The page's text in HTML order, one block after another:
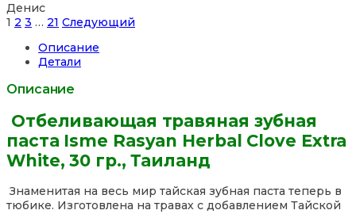
Денис
Site
Reviews
навигация
Страница
1 Страница
2 Страница
3 … Страница
21 Следующий
Описание
Детали
Описание
Отбеливающая травяная зубная
паста Isme Rasyan Herbal Clove Extra
White, 30 гр., Таиланд
Знаменитая на весь мир тайская зубная паста теперь в
тюбике. Изготовлена на травах с добавлением Тайской